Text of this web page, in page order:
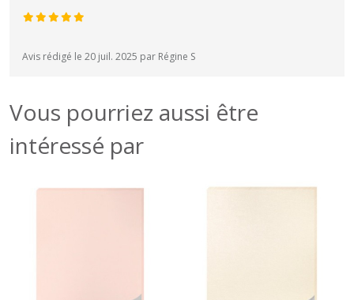
Avis rédigé le 20 juil. 2025 par Régine S
Vous pourriez aussi être
intéressé par